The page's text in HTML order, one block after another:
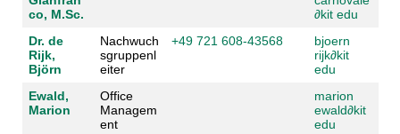
co, M.Sc.
∂kit edu
Dr. de
Rijk,
Björn
Nachwuch
sgruppenl
eiter
+49 721 608-43568
bjoern
rijk∂kit
edu
Ewald,
Marion
Office
Managem
ent
marion
ewald∂kit
edu